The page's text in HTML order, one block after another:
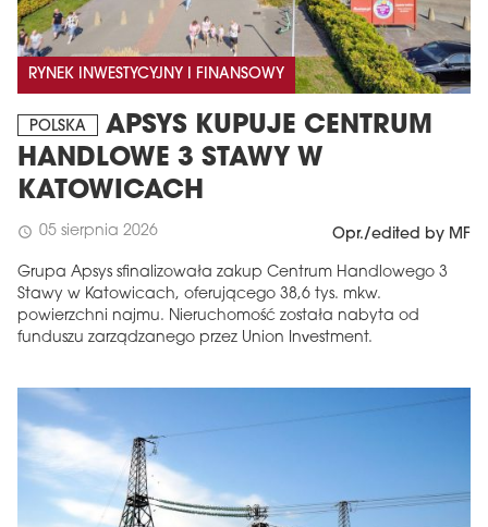
RYNEK INWESTYCYJNY I FINANSOWY
POLSKA
APSYS KUPUJE CENTRUM
HANDLOWE 3 STAWY W
KATOWICACH
schedule 05 sierpnia 2026 Opr./edited by MF
Grupa Apsys sfinalizowała zakup Centrum Handlowego 3
Stawy w Katowicach, oferującego 38,6 tys. mkw.
powierzchni najmu. Nieruchomość została nabyta od
funduszu zarządzanego przez Union Investment.